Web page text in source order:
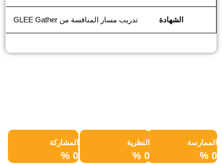
الشهادة تدريب مسار المنافسة من GLEE Gather
الممارسة
0
%
النظرية
0
%
المشاركة
0
%